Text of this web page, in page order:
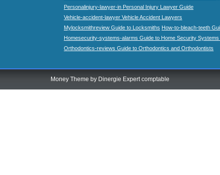
Personalinjury-lawyer-in Personal Injury Lawyer Guide
Vehicle-accident-lawyer Vehicle Accident Lawyers
Mylocksmithreview Guide to Locksmiths How-to-bleach-teeth
Homesecurity-systems-alarms Guide to Home Security Systems
Orthodontics-reviews Guide to Orthodontics and Orthodontists
Money Theme by Dinergie Expert comptable